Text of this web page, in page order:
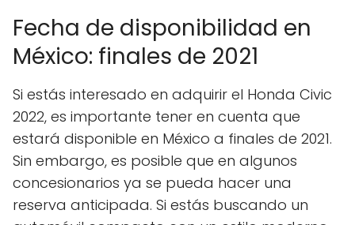
Fecha de disponibilidad en
México: finales de 2021
Si estás interesado en adquirir el Honda Civic
2022, es importante tener en cuenta que
estará disponible en México a finales de 2021.
Sin embargo, es posible que en algunos
concesionarios ya se pueda hacer una
reserva anticipada. Si estás buscando un